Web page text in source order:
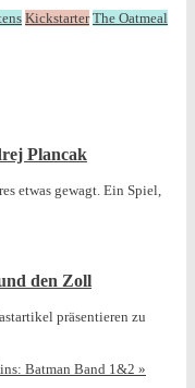
Kickstarter The Oatmeal
Plancak
etwas gewagt. Ein Spiel,
den Zoll
präsentieren zu
Batman Band 1&2 »